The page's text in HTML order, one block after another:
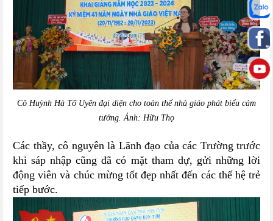
Cô Huỳnh Hà Tố Uyên đại diện cho toàn thể nhà giáo phát biểu cảm
tưởng. Ảnh: Hữu Thọ
Các thầy, cô nguyên là Lãnh đạo của các Trường trước
khi sáp nhập cũng đã có mặt tham dự, gửi những lời
động viên và chúc mừng tốt đẹp nhất đến các thế hệ trẻ
tiếp bước.